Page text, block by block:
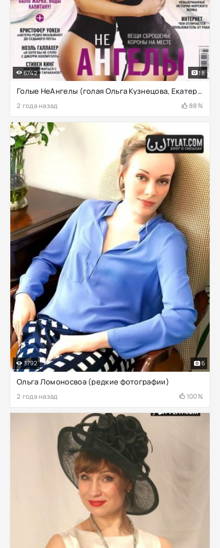
Голые НеАнгелы (голая Ольга Кузнецова, Екатерина Смеюха)
2 года назад 88%
6742 18
Ольга Ломоносвоа (редкие фотографии)
2 года назад 100%
3792 6